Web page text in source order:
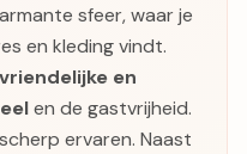
sfeer, waar je
en kleding vindt.
vriendelijke en
en de gastvrijheid.
ervaren. Naast